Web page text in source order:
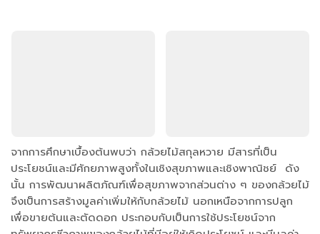
จากการศึกษาเบื้องต้นพบว่า กล้วยไม้สกุลหวาย มีสารที่เป็น
ประโยชน์และมีศักยภาพสูงทั้งในเชิงสุขภาพและเชิงพาณิชย์ ดัง
นั้น การพัฒนาผลิตภัณฑ์เพื่อสุขภาพจากส่วนต่าง ๆ ของกล้วยไม้
จึงเป็นการสร้างมูลค่าเพิ่มให้กับกล้วยไม้ นอกเหนือจากการปลูก
เพื่อขายต้นและตัดดอก ประกอบกับเป็นการใช้ประโยชน์จาก